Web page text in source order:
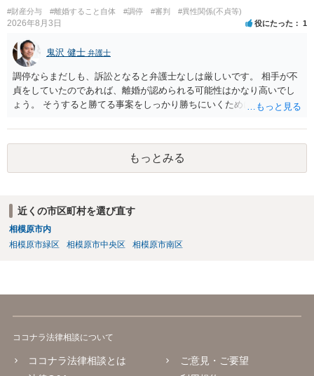
#財産分与 #離婚すること自体 #調停 #審判 #異性関係(不貞等)
2026年8月3日 役にたった 1
鬼沢 健士 弁護士
調停ならまだしも、訴訟となると弁護士なしは厳しいです。 相手が不
貞をしていたのであれば、離婚が認められる可能性はかなり高いでし
ょう。 そうすると勝てる事案をしっかり勝ちにいくためにも弁護士委
もっとみる
近くの市区町村を選び直す
相模原市内
相模原市緑区
相模原市中央区 相模原市南区
ココナラ法律相談について
ココナラ法律相談とは
ご意見・ご要望